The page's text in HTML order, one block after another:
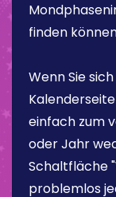
finden
Wenn Sie
einfach zum
oder Jahr
Schaltfläche
problemlos